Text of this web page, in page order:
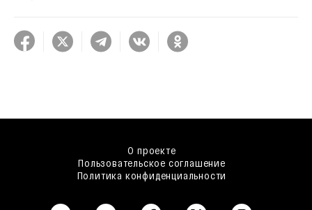
О проекте
Пользовательское соглашение
Политика конфиденциальности